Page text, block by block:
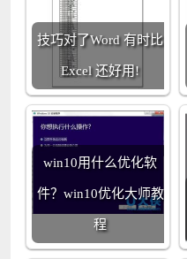
技巧对了Word 有时比
Excel 还好用!
win10用什么优化软
件？win10优化大师教
程